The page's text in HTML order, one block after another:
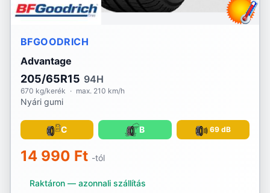
BFGOODRICH
Advantage
205/65R15 94H
670 kg/kerék · max. 210 km/h
Nyári gumi
C B 69 dB
14 990 Ft -tól
Raktáron — azonnali szállítás